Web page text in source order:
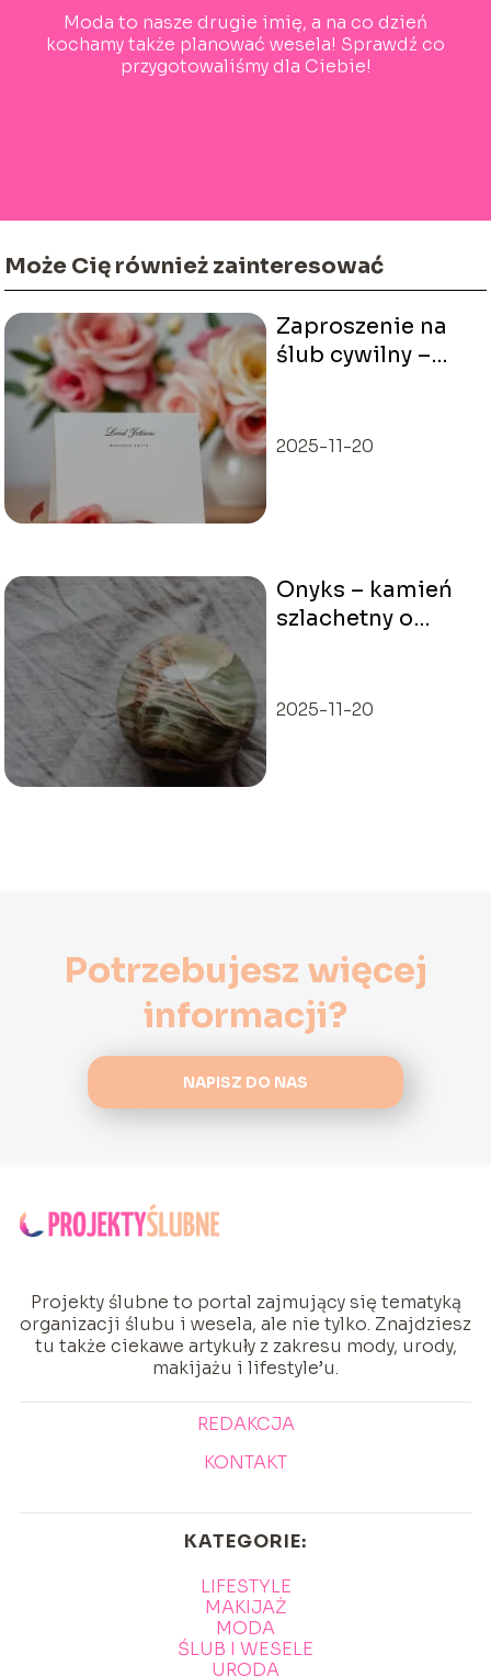
Moda to nasze drugie imię, a na co dzień
kochamy także planować wesela! Sprawdź co
przygotowaliśmy dla Ciebie!
Może Cię również zainteresować
Zaproszenie na
ślub cywilny –
jednym
2025-11-20
Onyks – kamień
szlachetny o
2025-11-20
Potrzebujesz więcej
informacji?
NAPISZ DO NAS
Projekty ślubne to portal zajmujący się tematyką
organizacji ślubu i wesela, ale nie tylko. Znajdziesz
tu także ciekawe artykuły z zakresu mody, urody,
makijażu i lifestyle’u.
REDAKCJA
KONTAKT
KATEGORIE:
LIFESTYLE
MAKIJAŻ
MODA
ŚLUB I WESELE
URODA